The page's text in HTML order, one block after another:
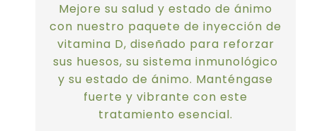
Mejore su salud y estado de ánimo
con nuestro paquete de inyección de
vitamina D, diseñado para reforzar
sus huesos, su sistema inmunológico
y su estado de ánimo. Manténgase
fuerte y vibrante con este
tratamiento esencial.